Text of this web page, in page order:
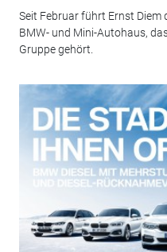
Seit Februar führt Ernst Diem
BMW- und Mini-Autohaus,
Gruppe gehört.